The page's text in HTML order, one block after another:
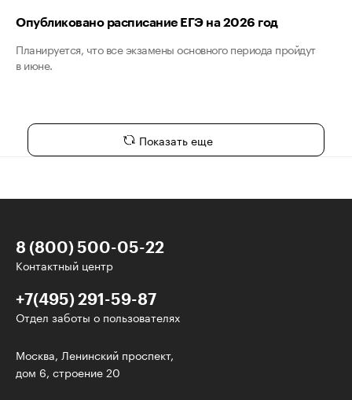
Опубликовано расписание ЕГЭ на 2026 год
Планируется, что все экзамены основного периода пройдут
в июне.
Показать еще
8 (800) 500-05-22
Контактный центр
+7(495) 291-59-87
Отдел заботы о пользователях
Москва, Ленинский проспект,
дом 6, строение 20
У нас есть классные рассылки!